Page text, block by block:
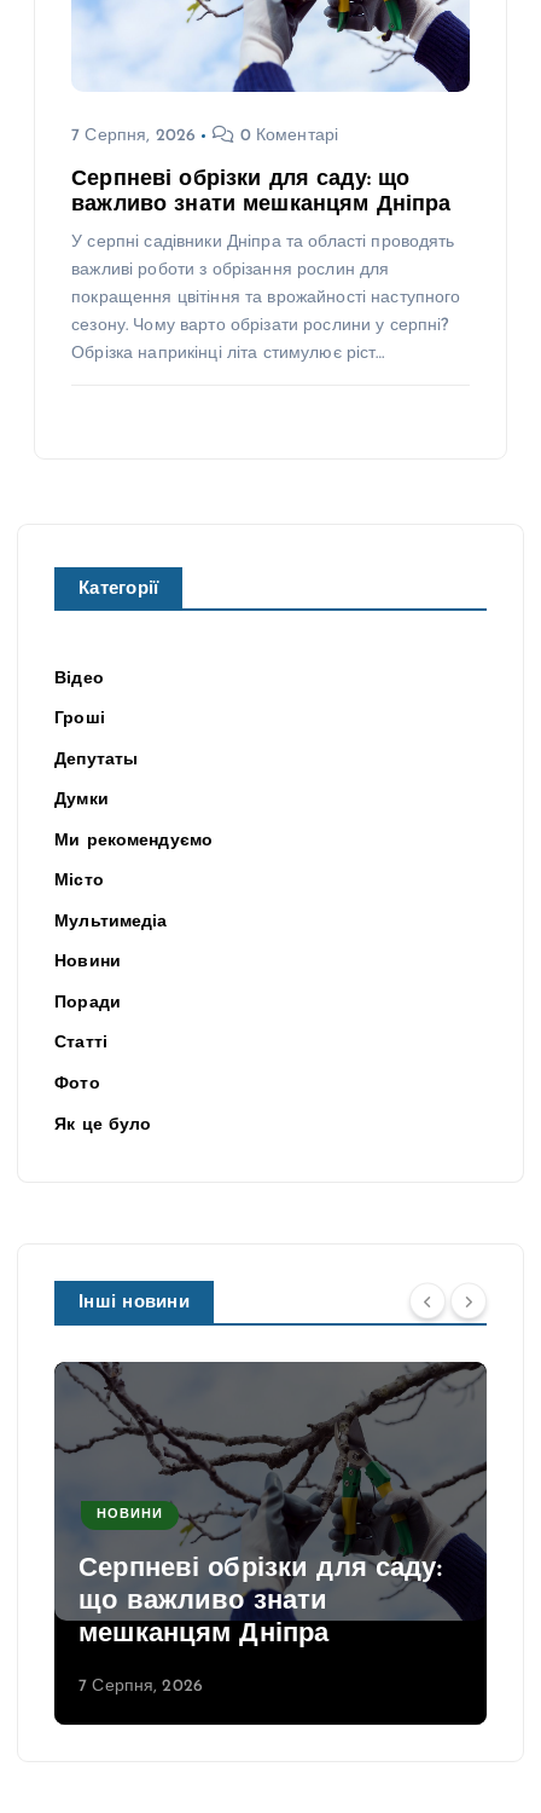
7 Серпня, 2026 0 Коментарі
Серпневі обрізки для саду: що
важливо знати мешканцям Дніпра
У серпні садівники Дніпра та області проводять
важливі роботи з обрізання рослин для
покращення цвітіння та врожайності наступного
сезону. Чому варто обрізати рослини у серпні?
Обрізка наприкінці літа стимулює ріст…
Категорії
Відео
Гроші
Депутаты
Думки
Ми рекомендуємо
Місто
Мультимедіа
Новини
Поради
Статті
Фото
Як це було
Інші новини
НОВИНИ
Серпневі обрізки для саду:
що важливо знати
мешканцям Дніпра
7 Серпня, 2026